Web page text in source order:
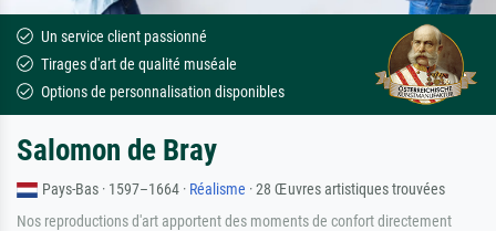
Un service client passionné
Tirages d'art de qualité muséale
Options de personnalisation disponibles
Salomon de Bray
Pays-Bas · 1597–1664 · Réalisme · 28 Œuvres artistiques trouvées
Nos reproductions d'art apportent des moments de confort directement